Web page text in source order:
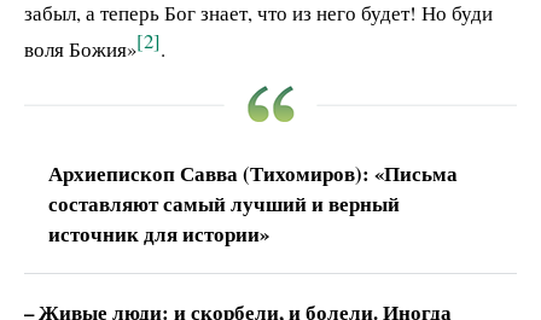
забыл, а теперь Бог знает, что из него будет! Но буди
воля Божия»[2].
Архиепископ Савва (Тихомиров): «Письма
составляют самый лучший и верный
источник для истории»
– Живые люди: и скорбели, и болели. Иногда